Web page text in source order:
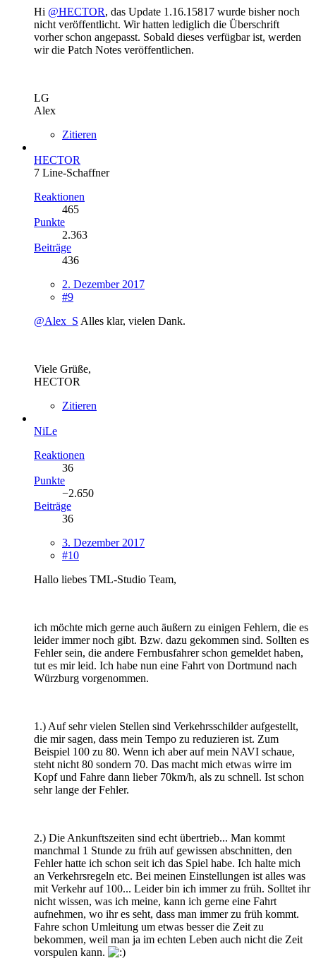
Hi @HECTOR, das Update 1.16.15817 wurde bisher noch
nicht veröffentlicht. Wir hatten lediglich die Überschrift
vorher schon angepasst. Sobald dieses verfügbar ist, werden
wir die Patch Notes veröffentlichen.
LG
Alex
Zitieren
HECTOR
7 Line-Schaffner
Reaktionen
465
Punkte
2.363
Beiträge
436
2. Dezember 2017
#9
@Alex_S Alles klar, vielen Dank.
Viele Grüße,
HECTOR
Zitieren
NiLe
Reaktionen
36
Punkte
−2.650
Beiträge
36
3. Dezember 2017
#10
Hallo liebes TML-Studio Team,
ich möchte mich gerne auch äußern zu einigen Fehlern, die es
leider immer noch gibt. Bzw. dazu gekommen sind. Sollten es
Fehler sein, die andere Fernbusfahrer schon gemeldet haben,
tut es mir leid. Ich habe nun eine Fahrt von Dortmund nach
Würzburg vorgenommen.
1.) Auf sehr vielen Stellen sind Verkehrsschilder aufgestellt,
die mir sagen, dass mein Tempo zu reduzieren ist. Zum
Beispiel 100 zu 80. Wenn ich aber auf mein NAVI schaue,
steht nicht 80 sondern 70. Das macht mich etwas wirre im
Kopf und Fahre dann lieber 70km/h, als zu schnell. Ist schon
sehr lange der Fehler.
2.) Die Ankunftszeiten sind echt übertrieb... Man kommt
manchmal 1 Stunde zu früh auf gewissen abschnitten, den
Fehler hatte ich schon seit ich das Spiel habe. Ich halte mich
an Verkehrsregeln etc. Bei meinen Einstellungen ist alles was
mit Verkehr auf 100... Leider bin ich immer zu früh. Solltet ihr
nicht wissen, was ich meine, kann ich gerne eine Fahrt
aufnehmen, wo ihr es seht, dass man immer zu früh kommt.
Fahre schon Umleitung um etwas besser die Zeit zu
bekommen, weil man ja im echten Leben auch nicht die Zeit
vorspulen kann.